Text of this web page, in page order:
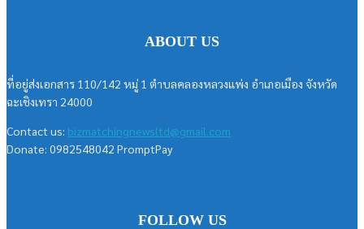
ABOUT US
ที่อยู่ส่งเอกสาร 110/142 หมู่ 1 ตำบลคลองหลวงแพ่ง อำเภอเมือง จังหวัด
ฉะเชิงเทรา 24000
Contact us: bizmatchingnewsltd@gmail.com
Donate: 0982548042 PromptPay
FOLLOW US